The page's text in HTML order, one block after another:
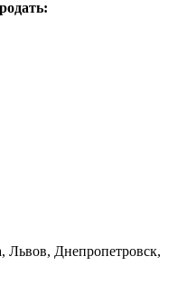
Львов, Днепропетровск,